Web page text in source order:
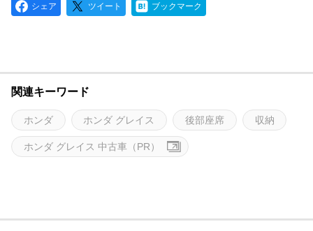
シェア ツイート ブックマーク
関連キーワード
ホンダ ホンダ グレイス 後部座席 収納
ホンダ グレイス 中古車（PR）